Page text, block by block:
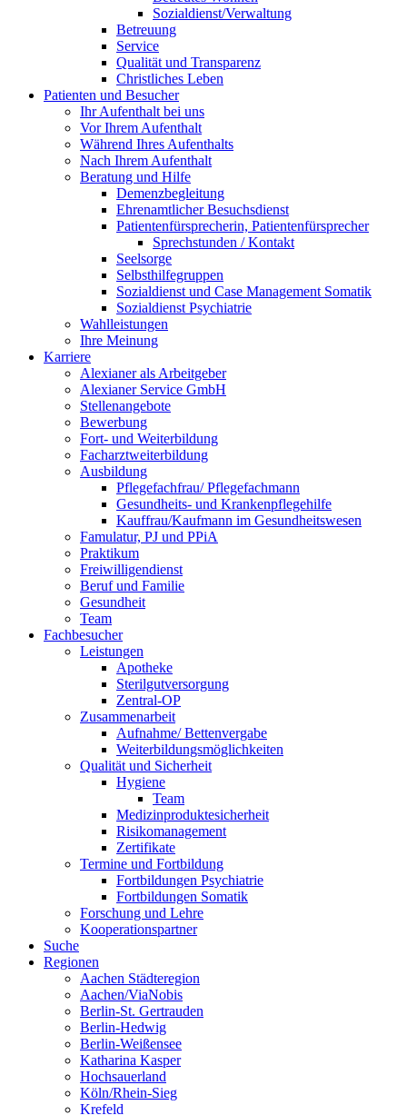
Sozialdienst/Verwaltung
Betreuung
Service
Qualität und Transparenz
Christliches Leben
Patienten und Besucher
Ihr Aufenthalt bei uns
Vor Ihrem Aufenthalt
Während Ihres Aufenthalts
Nach Ihrem Aufenthalt
Beratung und Hilfe
Demenzbegleitung
Ehrenamtlicher Besuchsdienst
Patientenfürsprecherin, Patientenfürsprecher
Sprechstunden / Kontakt
Seelsorge
Selbsthilfegruppen
Sozialdienst und Case Management Somatik
Sozialdienst Psychiatrie
Wahlleistungen
Ihre Meinung
Karriere
Alexianer als Arbeitgeber
Alexianer Service GmbH
Stellenangebote
Bewerbung
Fort- und Weiterbildung
Facharztweiterbildung
Ausbildung
Pflegefachfrau/ Pflegefachmann
Gesundheits- und Krankenpflegehilfe
Kauffrau/Kaufmann im Gesundheitswesen
Famulatur, PJ und PPiA
Praktikum
Freiwilligendienst
Beruf und Familie
Gesundheit
Team
Fachbesucher
Leistungen
Apotheke
Sterilgutversorgung
Zentral-OP
Zusammenarbeit
Aufnahme/ Bettenvergabe
Weiterbildungsmöglichkeiten
Qualität und Sicherheit
Hygiene
Team
Medizinproduktesicherheit
Risikomanagement
Zertifikate
Termine und Fortbildung
Fortbildungen Psychiatrie
Fortbildungen Somatik
Forschung und Lehre
Kooperationspartner
Suche
Regionen
Aachen Städteregion
Aachen/ViaNobis
Berlin-St. Gertrauden
Berlin-Hedwig
Berlin-Weißensee
Katharina Kasper
Hochsauerland
Köln/Rhein-Sieg
Krefeld